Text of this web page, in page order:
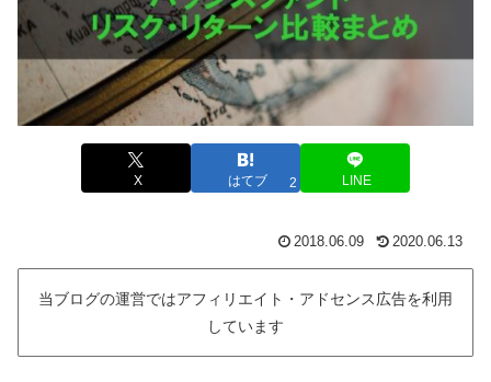
X はてブ 2 LINE
2018.06.09 2020.06.13
当ブログの運営ではアフィリエイト・アドセンス広告を利用
しています